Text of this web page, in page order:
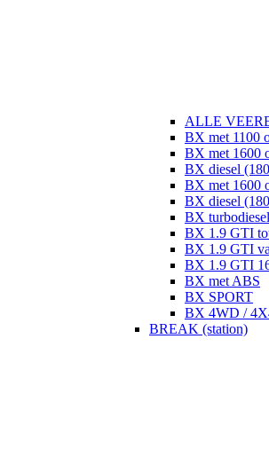
ALLE
BX met 1100
BX met 1600
BX diesel
BX met 1600
BX diesel
BX turbodiesel
BX 1.9 GTI
BX 1.9 GTI
BX 1.9 GTI
BX met ABS
BX SPORT
BX 4WD /
BREAK (station)